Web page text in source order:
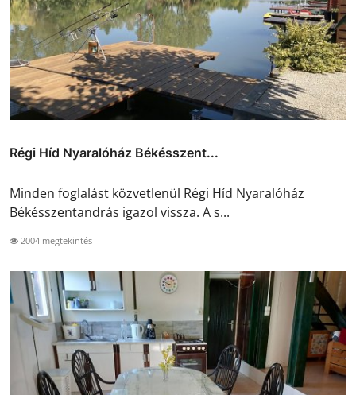
Régi Híd Nyaralóház Békésszent...
Minden foglalást közvetlenül Régi Híd Nyaralóház
Békésszentandrás igazol vissza. A s...
2004 megtekintés